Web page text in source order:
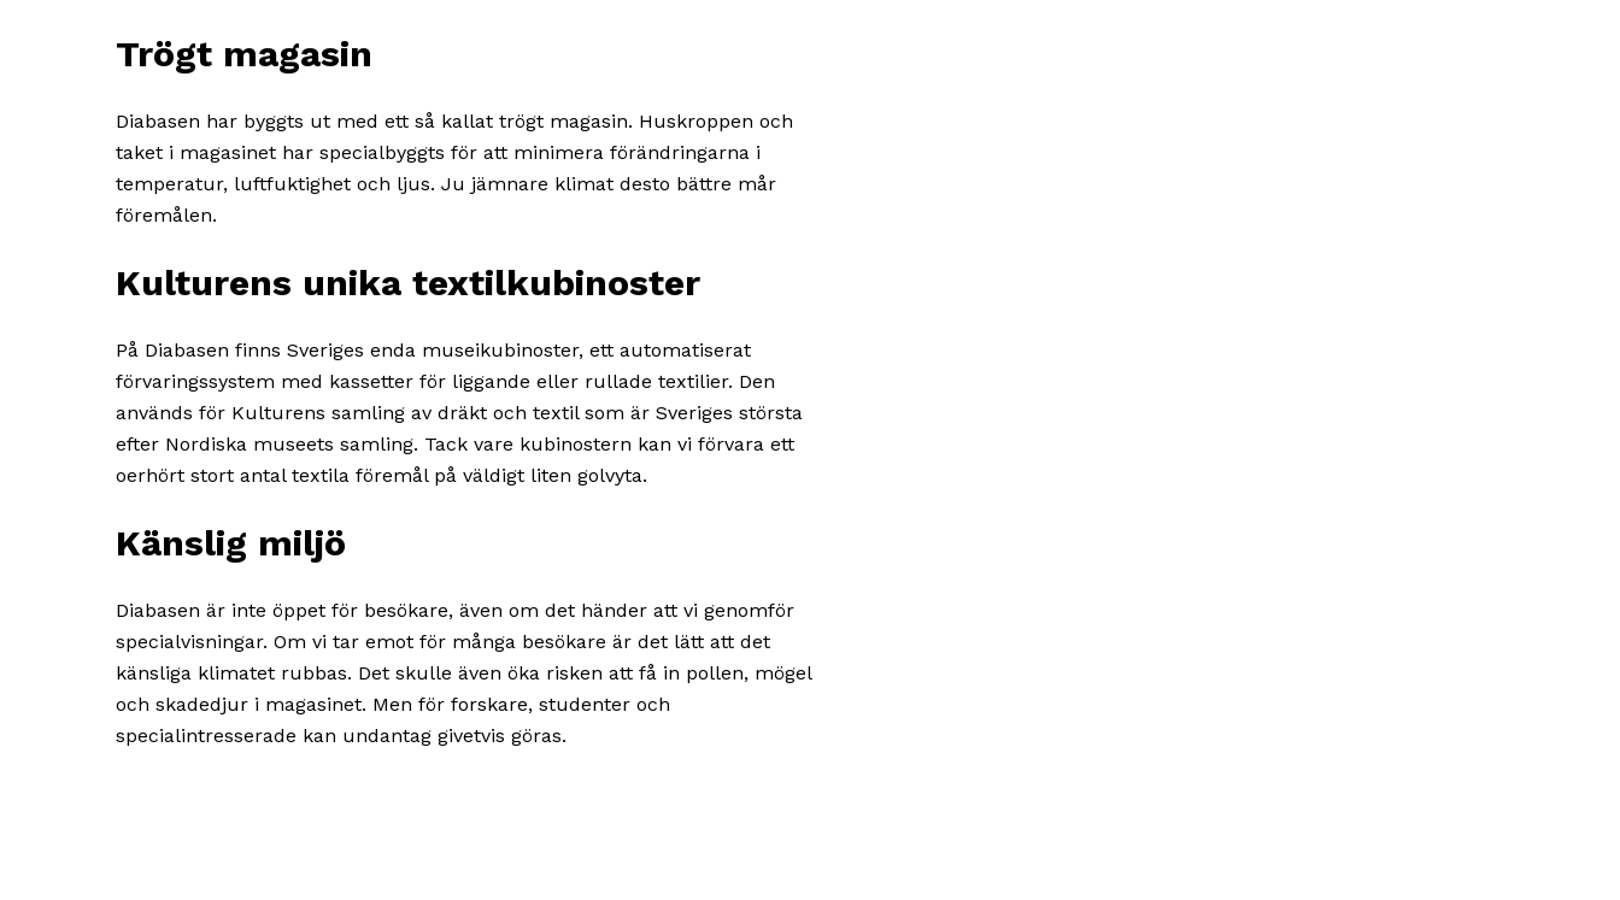
Trögt magasin
Diabasen har byggts ut med ett så kallat trögt magasin. Huskroppen och
taket i magasinet har specialbyggts för att minimera förändringarna i
temperatur, luftfuktighet och ljus. Ju jämnare klimat desto bättre mår
föremålen.
Kulturens unika textilkubinoster
På Diabasen finns Sveriges enda museikubinoster, ett automatiserat
förvaringssystem med kassetter för liggande eller rullade textilier. Den
används för Kulturens samling av dräkt och textil som är Sveriges största
efter Nordiska museets samling. Tack vare kubinostern kan vi förvara ett
oerhört stort antal textila föremål på väldigt liten golvyta.
Känslig miljö
Diabasen är inte öppet för besökare, även om det händer att vi genomför
specialvisningar. Om vi tar emot för många besökare är det lätt att det
känsliga klimatet rubbas. Det skulle även öka risken att få in pollen, mögel
och skadedjur i magasinet. Men för forskare, studenter och
specialintresserade kan undantag givetvis göras.